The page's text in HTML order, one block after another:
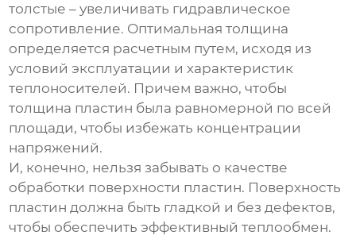
толстые – увеличивать гидравлическое
сопротивление. Оптимальная толщина
определяется расчетным путем, исходя из
условий эксплуатации и характеристик
теплоносителей. Причем важно, чтобы
толщина пластин была равномерной по всей
площади, чтобы избежать концентрации
напряжений.
И, конечно, нельзя забывать о качестве
обработки поверхности пластин. Поверхность
пластин должна быть гладкой и без дефектов,
чтобы обеспечить эффективный теплообмен.